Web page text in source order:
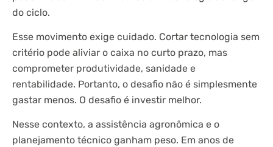
do ciclo.
Esse movimento exige cuidado. Cortar tecnologia sem
critério pode aliviar o caixa no curto prazo, mas
comprometer produtividade, sanidade e
rentabilidade. Portanto, o desafio não é simplesmente
gastar menos. O desafio é investir melhor.
Nesse contexto, a assistência agronômica e o
planejamento técnico ganham peso. Em anos de